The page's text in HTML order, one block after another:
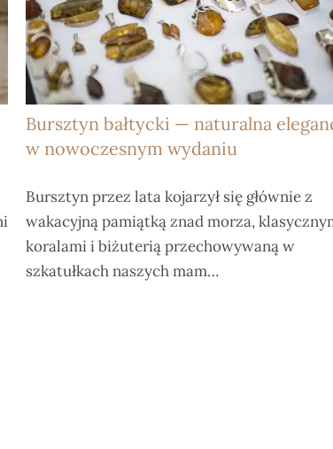
Bursztyn bałtycki — naturalna
w nowoczesnym wydaniu
Bursztyn przez lata kojarzył się głównie z
wakacyjną pamiątką znad morza,
koralami i biżuterią przechowywaną w
szkatułkach naszych mam…